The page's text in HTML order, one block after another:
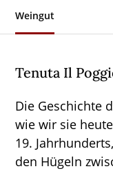
Weingut
Tenuta Il
Die Geschichte
wie wir sie
19.
den Hügeln